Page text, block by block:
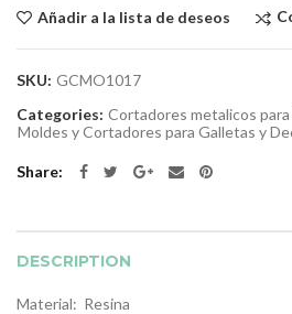
Añadir a la lista de deseos
SKU: GCMO1017
Categories: Cortadores metalicos
Moldes y Cortadores para Galletas y
Share
DESCRIPTION
Material: Resina